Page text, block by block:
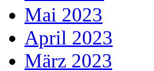
Mai 2023
April 2023
März 2023